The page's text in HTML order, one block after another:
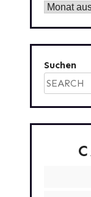
Archiv
Suchen